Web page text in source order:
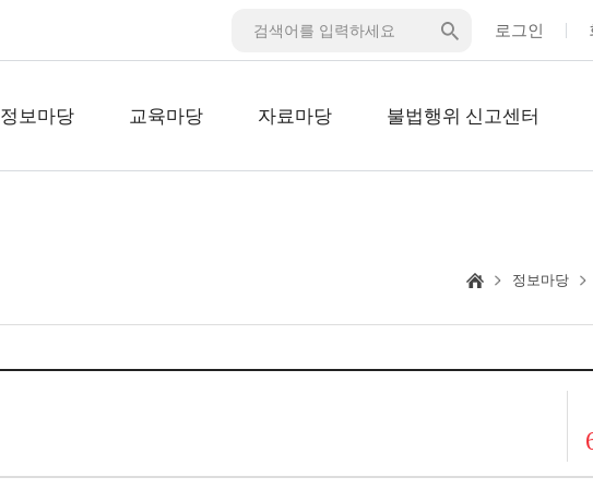
로그인
정보마당 교육마당 자료마당 불법행위 신고센터
정보마당